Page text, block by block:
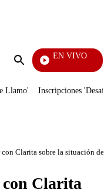
Enviar
EN VIVO
Día A
Llamo' Inscripciones
con Clarita sobre la situación de
Clarita